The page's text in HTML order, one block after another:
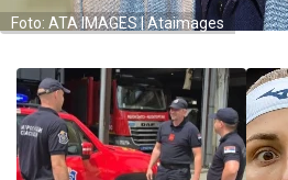
Foto: ATA IMAGES | Ataimages